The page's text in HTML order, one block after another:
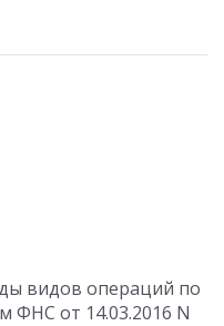
видов операций по
ФНС от 14.03.2016 N